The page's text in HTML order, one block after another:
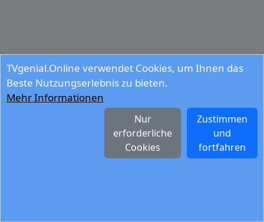
TVgenial.Online verwendet Cookies, um Ihnen das
Beste Nutzungserlebnis zu bieten.
Mehr Informationen
Zustimmen
und
fortfahren
Nur
erforderliche
Cookies